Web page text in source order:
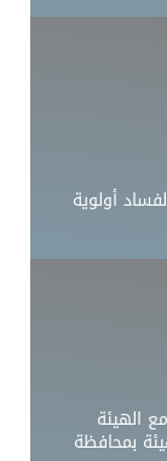
أولوية
الهيئة
بمحافظة